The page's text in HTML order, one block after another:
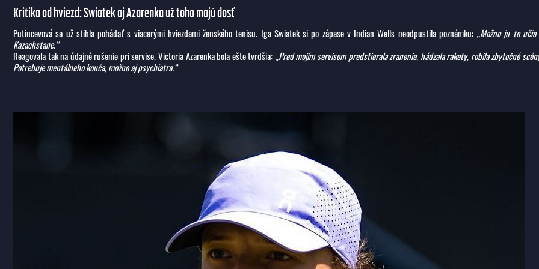
Kritika od hviezd: Swiatek aj Azarenka už toho majú dosť
Putincevová sa už stihla pohádať s viacerými hviezdami ženského tenisu. Iga Swiatek si po zápase v Indian Wells neodpustila poznámku: „Možno ju to učia
Kazachstane.“
Reagovala tak na údajné rušenie pri servise. Victoria Azarenka bola ešte tvrdšia: „Pred mojím servisom predstierala zranenie, hádzala rakety, robila zbytočné
Potrebuje mentálneho kouča, možno aj psychiatra.“